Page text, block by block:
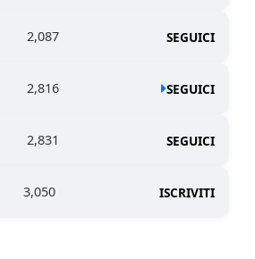
2,087 SEGUICI
2,816 SEGUICI
2,831 SEGUICI
3,050 ISCRIVITI